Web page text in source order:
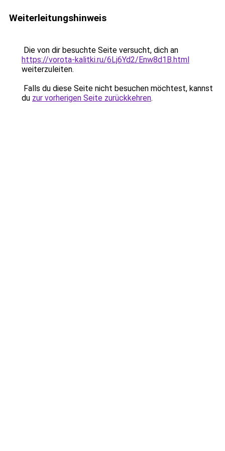
Weiterleitungshinweis
Die von dir besuchte Seite versucht, dich an
https://vorota-kalitki.ru/6Lj6Yd2/Enw8d1B.html
weiterzuleiten.
Falls du diese Seite nicht besuchen möchtest, kannst
du zur vorherigen Seite zurückkehren.